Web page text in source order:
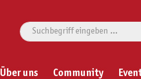
Über uns Community